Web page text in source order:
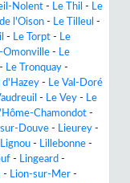
Nolent - Le Thil - Le
l'Oison - Le Tilleul -
- Le Torpt - Le
Omonville - Le
- Le Tronquay -
d'Hazey - Le Val-Doré
- Le Vey - Le
Chamondot -
Douve - Lieurey -
Lignou - Lillebonne -
- Lingeard -
- Lion-sur-Mer -